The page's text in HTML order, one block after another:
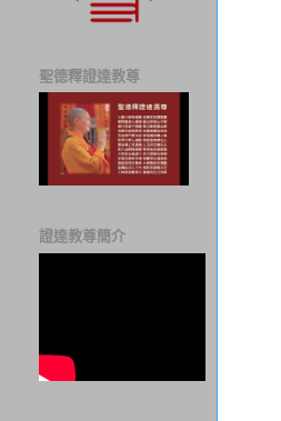
聖德釋證達教尊
證達教尊簡介